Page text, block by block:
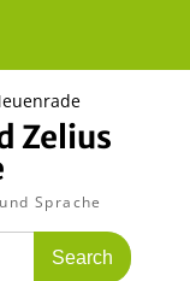
Zelius
Sprache